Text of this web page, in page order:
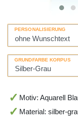
PERSONALISIERUNG
GRUNDFARBE KORPUS
Motiv: Aquarell
Material: silber-